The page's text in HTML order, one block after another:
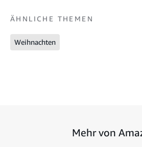
ÄHNLICHE THEMEN
Weihnachten
Mehr von